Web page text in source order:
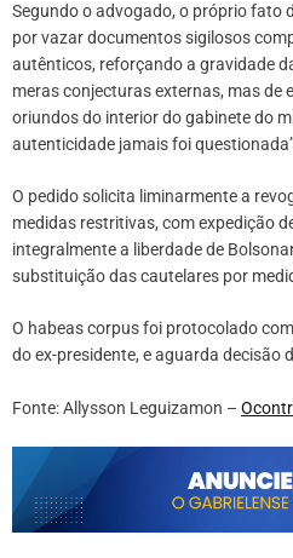
Segundo o advogado, o próprio fato
por vazar documentos sigilosos
autênticos, reforçando a gravidade
meras conjecturas externas, mas de
oriundos do interior do gabinete do
autenticidade jamais foi
O pedido solicita liminarmente a
medidas restritivas, com expedição
integralmente a liberdade de
substituição das cautelares por
O habeas corpus foi protocolado
do ex-presidente, e aguarda decisão
Fonte: Allysson Leguizamon –